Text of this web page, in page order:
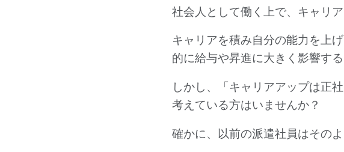
社会人として働く上で、キャリ
キャリアを積み自分の能力を上
的に給与や昇進に大きく影響する
しかし、「キャリアアップは正
考えている方はいませんか？
確かに、以前の派遣社員はその